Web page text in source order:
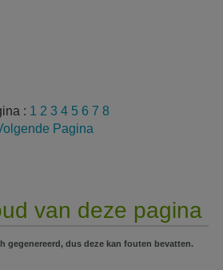
: 1 2 3 4 5 6 7 8
Pagina
van deze pagina
gegenereerd, dus deze kan fouten bevatten.